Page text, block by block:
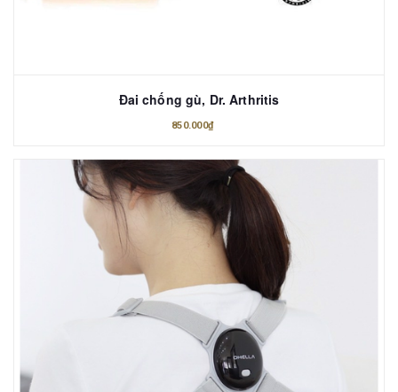
Đai chống gù, Dr. Arthritis
850.000₫